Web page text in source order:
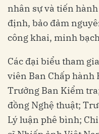
nhân sự và tiến
định, bảo đảm
công khai, minh
Các đại biểu tham
viên Ban Chấp hành
Trưởng Ban Kiểm
đồng Nghệ thuật;
Lý luận phê bình;